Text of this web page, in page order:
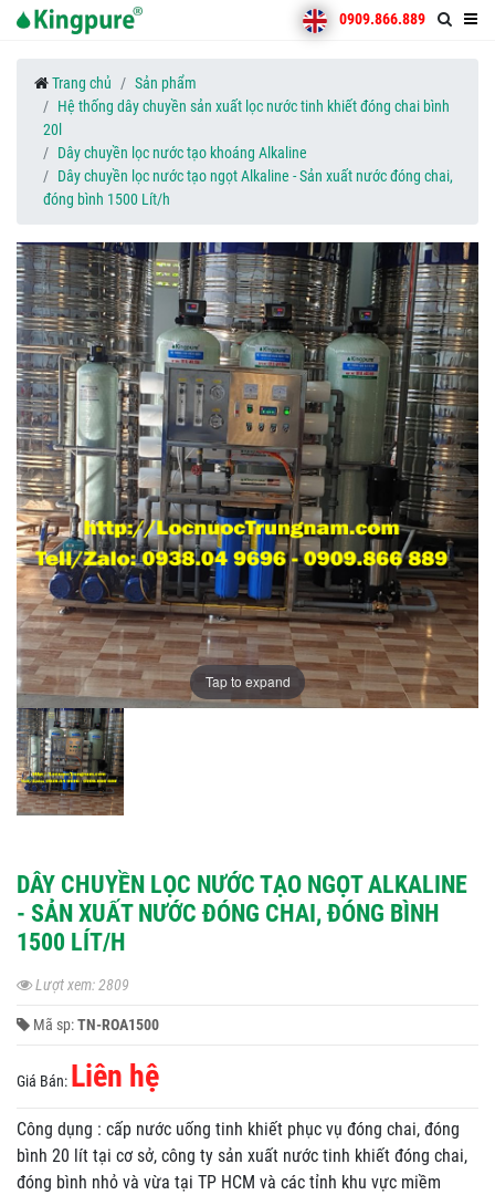
0909.866.889
Trang chủ
Sản phẩm
Hệ thống dây chuyền sản xuất lọc nước tinh khiết đóng chai bình
20l
Dây chuyền lọc nước tạo khoáng Alkaline
Dây chuyền lọc nước tạo ngọt Alkaline - Sản xuất nước đóng chai,
đóng bình 1500 Lít/h
Tap to expand
DÂY CHUYỀN LỌC NƯỚC TẠO NGỌT ALKALINE
- SẢN XUẤT NƯỚC ĐÓNG CHAI, ĐÓNG BÌNH
1500 LÍT/H
Lượt xem: 2809
Mã sp:TN-ROA1500
Giá Bán: Liên hệ
Công dụng : cấp nước uống tinh khiết phục vụ đóng chai, đóng
bình 20 lít tại cơ sở, công ty sản xuất nước tinh khiết đóng chai,
đóng bình nhỏ và vừa tại TP HCM và các tỉnh khu vực miềm